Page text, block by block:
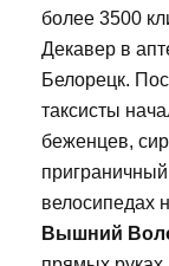
более 3500
Декавер в
Белорецк.
таксисты
беженцев,
велосипедах
Вышний